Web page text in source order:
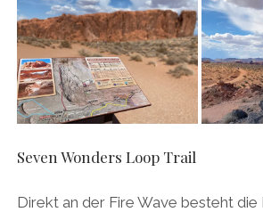
Seven Wonders Loop Trail
Direkt an der Fire Wave besteht die